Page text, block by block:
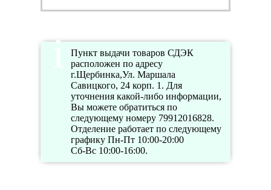
Пункт выдачи товаров СДЭК
расположен по адресу
г.Щербинка,Ул. Маршала
Савицкого, 24 корп. 1. Для
уточнения какой-либо информации,
Вы можете обратиться по
следующему номеру 79912016828.
Отделение работает по следующему
графику Пн-Пт 10:00-20:00
Сб-Вс 10:00-16:00.